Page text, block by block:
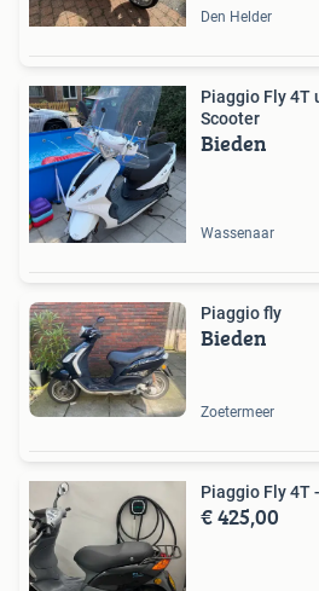
Den Helder
Piaggio Fly 4T
Scooter
Bieden
Wassenaar
Piaggio fly
Bieden
Zoetermeer
Piaggio Fly 4T
€ 425,00